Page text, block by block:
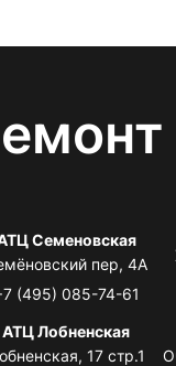
Семеновская
пер, 4А
(495) 085-74-61
АТЦ Лобненская
17 стр.1